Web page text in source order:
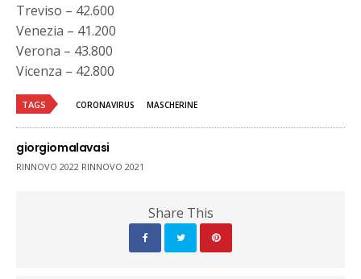
Treviso – 42.600
Venezia – 41.200
Verona – 43.800
Vicenza – 42.800
TAGS CORONAVIRUS MASCHERINE
giorgiomalavasi
RINNOVO 2022 RINNOVO 2021
Share This